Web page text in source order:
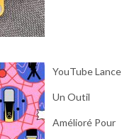
YouTube Lance
Un Outil
Amélioré Pour